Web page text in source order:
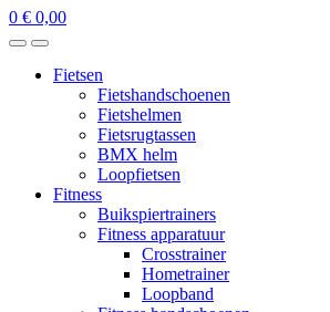
0 € 0,00
Fietsen
Fietshandschoenen
Fietshelmen
Fietsrugtassen
BMX helm
Loopfietsen
Fitness
Buikspiertrainers
Fitness apparatuur
Crosstrainer
Hometrainer
Loopband